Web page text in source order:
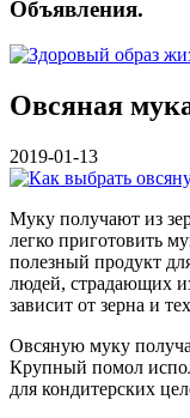
Объявления.
Овсяная
2019-01-13
Муку получают из
легко приготовить
полезный продукт
людей, страдающих
зависит от зерна и
Овсяную муку
Крупный помол
для кондитерских